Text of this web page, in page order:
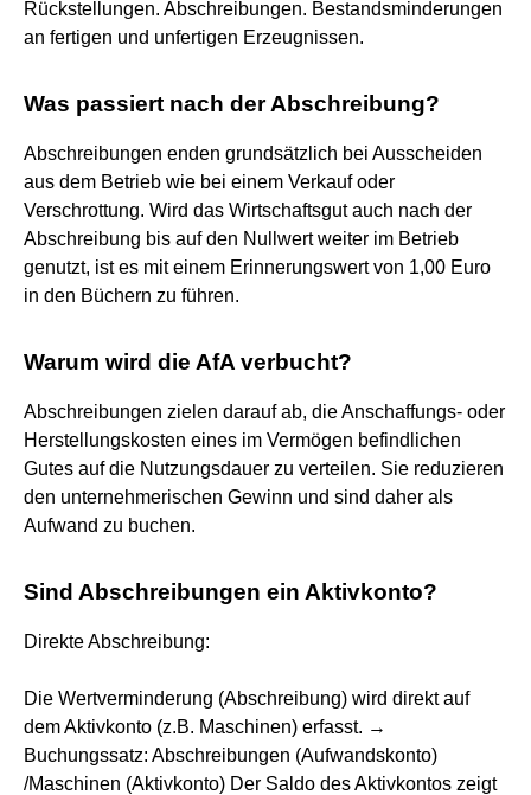
Rückstellungen. Abschreibungen. Bestandsminderungen
an fertigen und unfertigen Erzeugnissen.
Was passiert nach der Abschreibung?
Abschreibungen enden grundsätzlich bei Ausscheiden
aus dem Betrieb wie bei einem Verkauf oder
Verschrottung. Wird das Wirtschaftsgut auch nach der
Abschreibung bis auf den Nullwert weiter im Betrieb
genutzt, ist es mit einem Erinnerungswert von 1,00 Euro
in den Büchern zu führen.
Warum wird die AfA verbucht?
Abschreibungen zielen darauf ab, die Anschaffungs- oder
Herstellungskosten eines im Vermögen befindlichen
Gutes auf die Nutzungsdauer zu verteilen. Sie reduzieren
den unternehmerischen Gewinn und sind daher als
Aufwand zu buchen.
Sind Abschreibungen ein Aktivkonto?
Direkte Abschreibung:
Die Wertverminderung (Abschreibung) wird direkt auf
dem Aktivkonto (z.B. Maschinen) erfasst. →
Buchungssatz: Abschreibungen (Aufwandskonto)
/Maschinen (Aktivkonto) Der Saldo des Aktivkontos zeigt